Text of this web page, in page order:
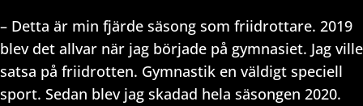
– Detta är min fjärde säsong som friidrottare. 2019
blev det allvar när jag började på gymnasiet. Jag ville
satsa på friidrotten. Gymnastik en väldigt speciell
sport. Sedan blev jag skadad hela säsongen 2020.